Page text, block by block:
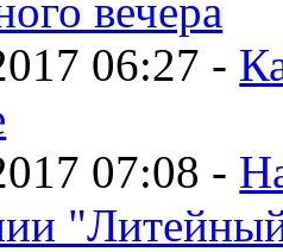
вечера
06:27 -
07:08 -